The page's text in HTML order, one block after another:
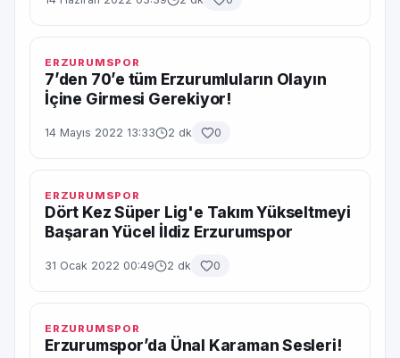
ERZURUMSPOR
7’den 70’e tüm Erzurumluların Olayın
İçine Girmesi Gerekiyor!
14 Mayıs 2022 13:33 2 dk 0
ERZURUMSPOR
Dört Kez Süper Lig'e Takım Yükseltmeyi
Başaran Yücel İldiz Erzurumspor
31 Ocak 2022 00:49 2 dk 0
ERZURUMSPOR
Erzurumspor’da Ünal Karaman Sesleri!